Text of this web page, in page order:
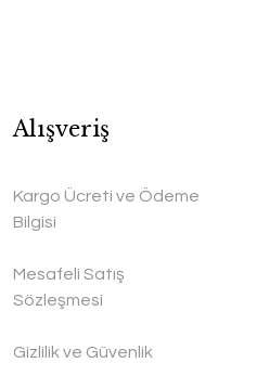
Alışveriş
Kargo Ücreti ve Ödeme
Bilgisi
Mesafeli Satış
Sözleşmesi
Gizlilik ve Güvenlik